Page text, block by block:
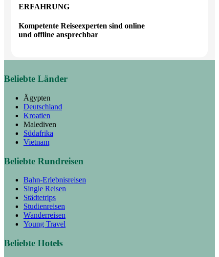
ERFAHRUNG
Kompetente Reiseexperten sind online
und offline ansprechbar
Beliebte Länder
Ägypten
Deutschland
Kroatien
Malediven
Südafrika
Vietnam
Beliebte Rundreisen
Bahn-Erlebnisreisen
Single Reisen
Städtetrips
Studienreisen
Wanderreisen
Young Travel
Beliebte Hotels